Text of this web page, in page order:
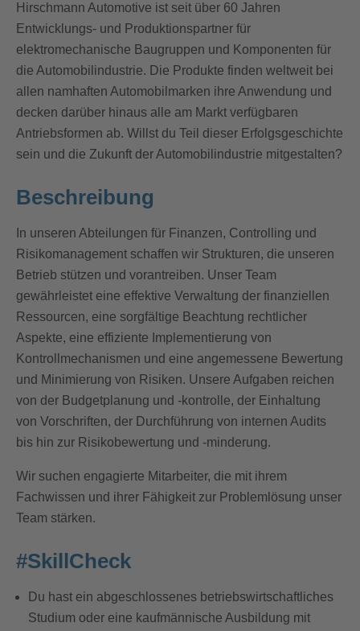
Hirschmann Automotive ist seit über 60 Jahren
Entwicklungs- und Produktionspartner für
elektromechanische Baugruppen und Komponenten für
die Automobilindustrie. Die Produkte finden weltweit bei
allen namhaften Automobilmarken ihre Anwendung und
decken darüber hinaus alle am Markt verfügbaren
Antriebsformen ab. Willst du Teil dieser Erfolgsgeschichte
sein und die Zukunft der Automobilindustrie mitgestalten?
Beschreibung
In unseren Abteilungen für Finanzen, Controlling und
Risikomanagement schaffen wir Strukturen, die unseren
Betrieb stützen und vorantreiben. Unser Team
gewährleistet eine effektive Verwaltung der finanziellen
Ressourcen, eine sorgfältige Beachtung rechtlicher
Aspekte, eine effiziente Implementierung von
Kontrollmechanismen und eine angemessene Bewertung
und Minimierung von Risiken. Unsere Aufgaben reichen
von der Budgetplanung und -kontrolle, der Einhaltung
von Vorschriften, der Durchführung von internen Audits
bis hin zur Risikobewertung und -minderung.
Wir suchen engagierte Mitarbeiter, die mit ihrem
Fachwissen und ihrer Fähigkeit zur Problemlösung unser
Team stärken.
#SkillCheck
Du hast ein abgeschlossenes betriebswirtschaftliches
Studium oder eine kaufmännische Ausbildung mit